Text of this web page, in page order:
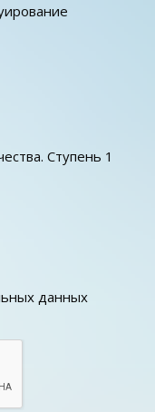
Ступень 1
данных